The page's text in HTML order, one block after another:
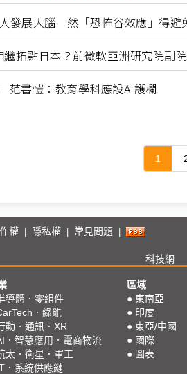
發展大腦 然「恐怖谷效應」得避
拓點日本？前微軟亞洲研究院副
書愷：教育學科應設AI護欄
1
權 | 隱私權 | 常見問題 |
科技網
導體．零組件
．綠能
動．通訊．XR
．智慧應用．電商物流
太．衛星．軍工
．系統供應鏈
區域
● 東南亞
● 印度
● 東亞/中國
● 國際
● 圖表